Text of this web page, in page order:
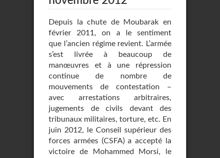
Depuis la chute de Moubarak en
février 2011, on a le sentiment
que l’ancien régime revient. L’armée
s’est livrée à beaucoup de
manœuvres et à une répression
continue de nombre de
mouvements de contestation –
avec arrestations arbitraires,
jugements de civils devant des
tribunaux militaires, torture, etc. En
juin 2012, le Conseil supérieur des
forces armées (CSFA) a accepté la
victoire de Mohammed Morsi, le